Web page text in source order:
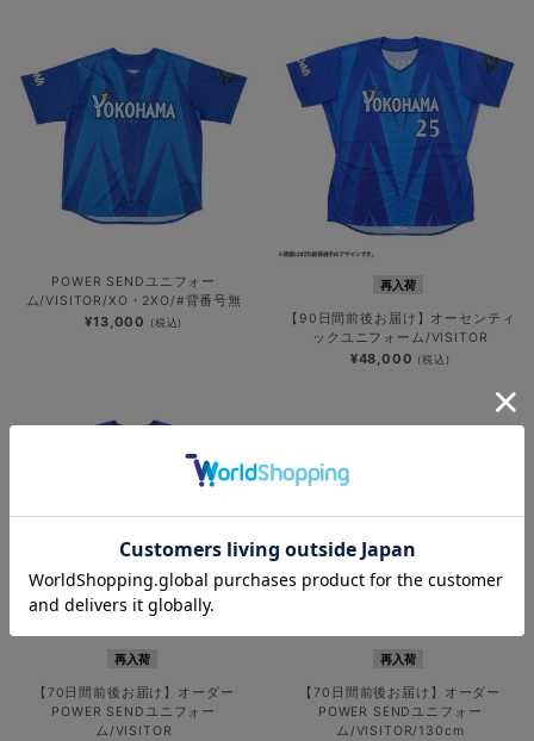
POWER SENDユニフォー
ム/VISITOR/XO・2XO/#背番号無
¥13,000 (税込)
再入荷
【90日間前後お届け】オーセンティ
ックユニフォーム/VISITOR
¥48,000 (税込)
再入荷
【70日間前後お届け】オーダー
POWER SENDユニフォー
ム/VISITOR
再入荷
【70日間前後お届け】オーダー
POWER SENDユニフォー
ム/VISITOR/130cm